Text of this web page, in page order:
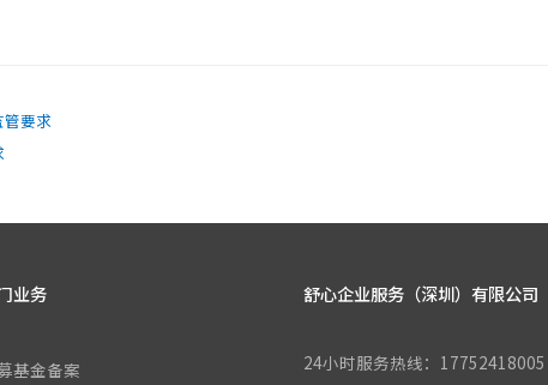
要求
业务
基金备案
舒心企业服务（深圳）有限公司
24小时服务热线：17752418005